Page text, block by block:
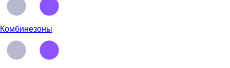
Комбинезоны